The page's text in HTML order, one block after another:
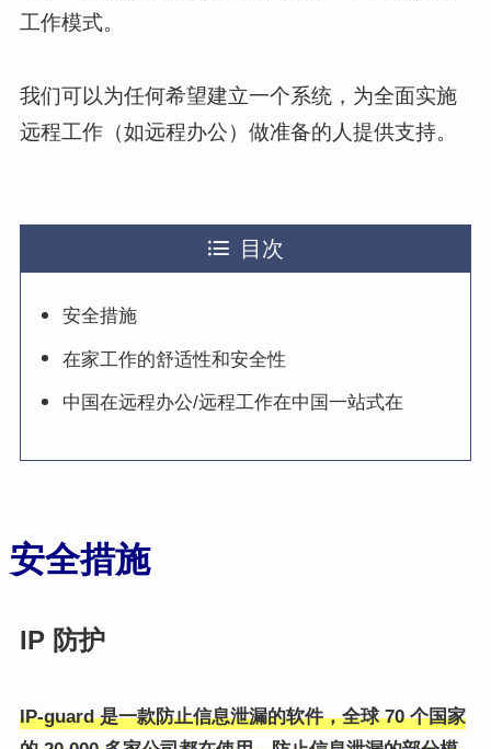
工作模式。
我们可以为任何希望建立一个系统，为全面实施
远程工作（如远程办公）做准备的人提供支持。
目次
安全措施
在家工作的舒适性和安全性
中国在远程办公/远程工作在中国一站式在
安全措施
IP 防护
IP-guard 是一款防止信息泄漏的软件，全球 70 个国家